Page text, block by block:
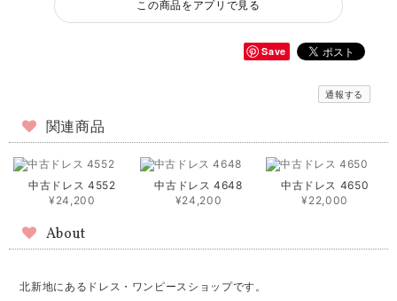
この商品をアプリで見る
Save
通報する
関連商品
中古ドレス 4552
¥24,200
中古ドレス 4648
¥24,200
中古ドレス 4650
¥22,000
About
北新地にあるドレス・ワンピースショップです。